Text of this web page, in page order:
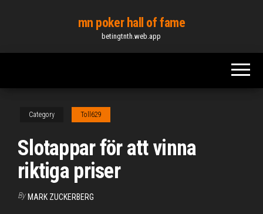
content
mn poker hall of fame
betingtnth.web.app
Category Toll629
Slotappar för att vinna
riktiga priser
By MARK ZUCKERBERG